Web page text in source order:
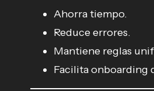
Ahorra tiempo.
Reduce errores.
Mantiene reglas
Facilita onboarding